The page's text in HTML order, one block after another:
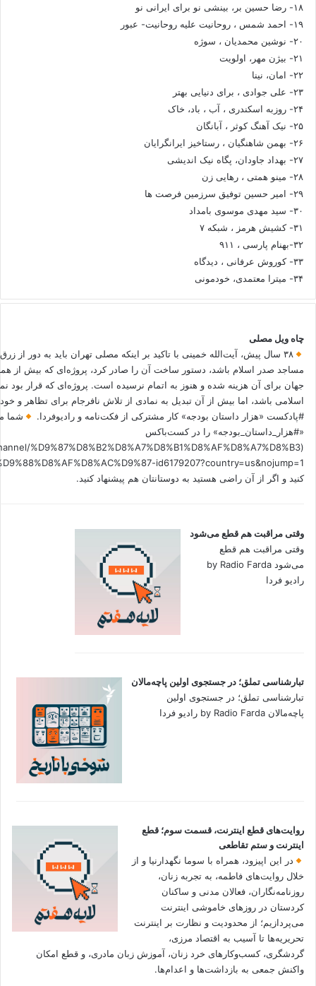
۱۸- رضا حسین بر، بینشی نو برای ایرانی نو
۱۹- احمد شمس ، روحانیت علیه روحانیت- عبور
۲۰- نوشین محمدیان ، سوژه
۲۱- بیژن مهر، اولویت
۲۲- امان، نینا
۲۳- علی جوادی ، برای دنیایی بهتر
۲۴- روزبه اسکندری ، آب ، باد، خاک
۲۵- نیک آهنگ کوثر ، آبانگان
۲۶- بهمن شاهنگیان ، رستاخیز ایرانگرایان
۲۷- بهداد جاودان، پگاه نیک اندیشی
۲۸- مینو همتی ، رهایی زن
۲۹- امیر حسین توفیق سرزمین فرصت ها
۳۰- سید مهدی موسوی بامداد
۳۱- کشیش هرمز ، شبکه ۷
۳۲-بهنام پارسی ، ۹۱۱
۳۳- کوروش عرفانی ، دیدگاه
۳۴- میترا معتمدی، خودمونی
چاه ویل مصلی
۳۸ سال پیش، آیت‌الله خمینی با تاکید بر اینکه مصلی تهران باید به دور از
مساجد صدر اسلام باشد، دستور ساخت آن را صادر کرد، پروژه‌ای که بیش از
جهان برای آن هزینه شده و هنوز به اتمام نرسیده است. پروژه‌ای که قرار بود
اسلامی باشد، اما بیش از آن تبدیل به نمادی از تلاش نافرجام برای تظاهر و
#پادکست «هزار داستان بودجه» کار مشترکی از فکت‌نامه و رادیوفردا.
شما
«#هزار_داستان_بودجه» را در کست‌باکس
%D9%87%D8%B2%D8%A7%D8%B1%D8%AF%D8%A7%D8%B3
کنید و اگر از آن راضی هستید به دوستانتان هم پیشنهاد کنید.
وقتی مراقبت هم قطع می‌شود
وقتی مراقبت هم قطع
می‌شود by Radio Farda
رادیو فردا
تبارشناسی تملق؛ در جستجوی اولین‌ پاچه‌مالان
تبارشناسی تملق؛ در جستجوی اولین‌
پاچه‌مالان by Radio Farda رادیو فردا
روایت‌های قطع اینترنت، قسمت سوم؛ قطع
اینترنت و ستم تقاطعی
در این اپیزود، همراه با سوما نگهدارنیا و از
خلال روایت‌های فاطمه، به تجربه زنان،
روزنامه‌نگاران، فعالان مدنی و ساکنان
کردستان در روزهای خاموشی اینترنت
می‌پردازیم؛ از محدودیت و نظارت بر اینترنت
تحریریه‌ها تا آسیب به اقتصاد مرزی،
گردشگری، کسب‌وکارهای خرد زنان، آموزش زبان مادری، و قطع امکان
واکنش جمعی به بازداشت‌ها و اعدام‌ها.